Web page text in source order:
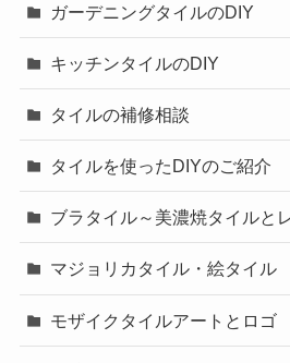
ガーデニングタイルのDIY
キッチンタイルのDIY
タイルの補修相談
タイルを使ったDIYのご紹介
ブラタイル～美濃焼タイルと
マジョリカタイル・絵タイル
モザイクタイルアートとロゴ